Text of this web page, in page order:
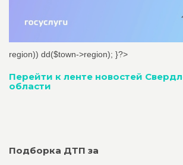
region)) dd($town->region); }?>
Перейти к ленте новостей
области
Подборка ДТП за